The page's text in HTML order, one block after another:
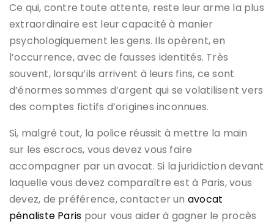
Ce qui, contre toute attente, reste leur arme la plus
extraordinaire est leur capacité à manier
psychologiquement les gens. Ils opèrent, en
l’occurrence, avec de fausses identités. Très
souvent, lorsqu’ils arrivent à leurs fins, ce sont
d’énormes sommes d’argent qui se volatilisent vers
des comptes fictifs d’origines inconnues.
Si, malgré tout, la police réussit à mettre la main
sur les escrocs, vous devez vous faire
accompagner par un avocat. Si la juridiction devant
laquelle vous devez comparaître est à Paris, vous
devez, de préférence, contacter un avocat
pénaliste Paris pour vous aider à gagner le procès